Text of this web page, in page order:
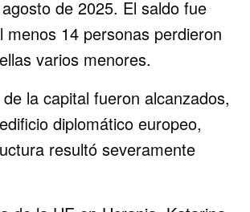
de 2025. El saldo fue
menos 14 personas perdieron
varios menores.
la capital fueron alcanzados,
diplomático europeo,
resultó severamente